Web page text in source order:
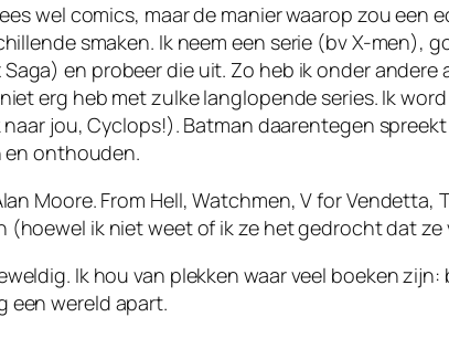
wel comics, maar de manier waarop zou
smaken. Ik neem een serie (bv X-men),
en probeer die uit. Zo heb ik onder
erg heb met zulke langlopende series. Ik
jou, Cyclops!). Batman daarentegen
en onthouden.
Moore. From Hell, Watchmen, V for
ik niet weet of ik ze het gedrocht dat ze
Ik hou van plekken waar veel boeken
een wereld apart.